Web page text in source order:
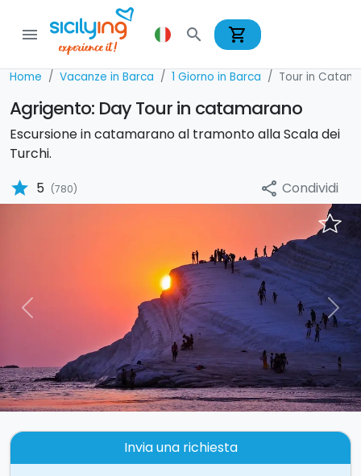
menu search shopping_cart
Home Vacanze in Barca 1 Giorno in Barca Tour in
Agrigento: Day Tour in catamarano
Escursione in catamarano al tramonto alla Scala dei
Turchi.
star 5 (780) share Condividi
Previous Next
Invia una richiesta